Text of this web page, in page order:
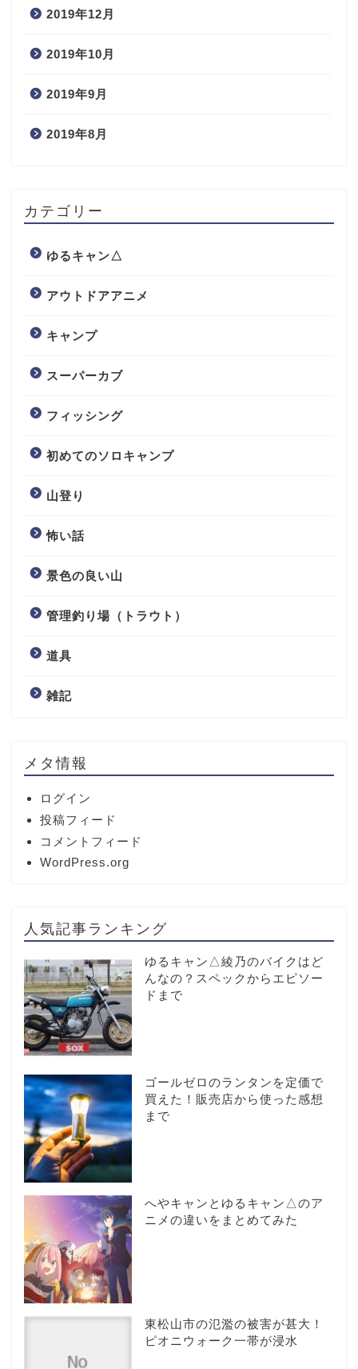
2019年12月
2019年10月
2019年9月
2019年8月
カテゴリー
ゆるキャン△
アウトドアアニメ
キャンプ
スーパーカブ
フィッシング
初めてのソロキャンプ
山登り
怖い話
景色の良い山
管理釣り場（トラウト）
道具
雑記
メタ情報
ログイン
投稿フィード
コメントフィード
WordPress.org
人気記事ランキング
ゆるキャン△綾乃のバイクはど
んなの？スペックからエピソー
ドまで
ゴールゼロのランタンを定価で
買えた！販売店から使った感想
まで
へやキャンとゆるキャン△のア
ニメの違いをまとめてみた
東松山市の氾濫の被害が甚大！
ピオニウォーク一帯が浸水